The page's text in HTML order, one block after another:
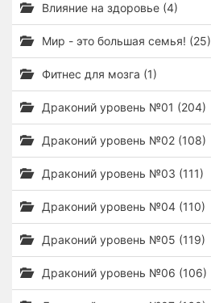
Влияние на здоровье (4)
Мир - это большая семья! (25)
Фитнес для мозга (1)
Драконий уровень №01 (204)
Драконий уровень №02 (108)
Драконий уровень №03 (111)
Драконий уровень №04 (110)
Драконий уровень №05 (119)
Драконий уровень №06 (106)